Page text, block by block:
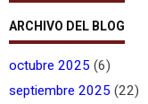
ARCHIVO DEL BLOG
octubre 2025 (6)
septiembre 2025 (22)